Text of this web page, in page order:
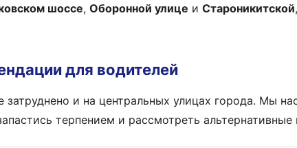
шоссе, Оборонной улице и Староникитской
для водителей
затруднено и на центральных улицах города. Мы
терпением и рассмотреть